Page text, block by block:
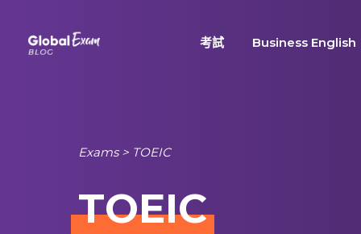
content
考試 Business English
Exams> TOEIC
TOEIC